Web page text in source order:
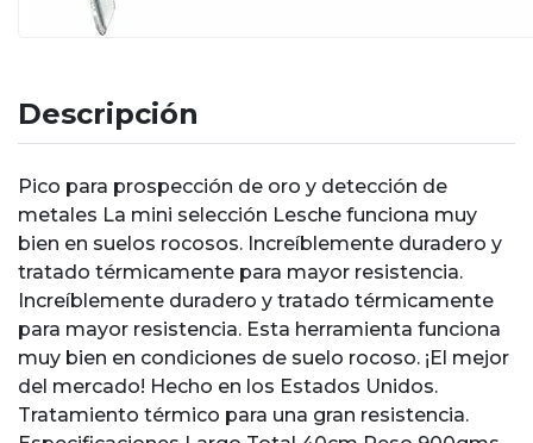
Descripción
Pico para prospección de oro y detección de
metales La mini selección Lesche funciona muy
bien en suelos rocosos. Increíblemente duradero y
tratado térmicamente para mayor resistencia.
Increíblemente duradero y tratado térmicamente
para mayor resistencia. Esta herramienta funciona
muy bien en condiciones de suelo rocoso. ¡El mejor
del mercado! Hecho en los Estados Unidos.
Tratamiento térmico para una gran resistencia.